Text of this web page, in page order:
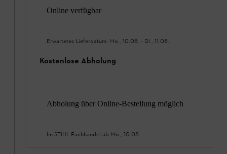
Online verfügbar
Erwartetes Lieferdatum: Mo., 10.08. - Di., 11.08.
Kostenlose Abholung
Abholung über Online-Bestellung möglich
Im STIHL Fachhandel ab Mo., 10.08.